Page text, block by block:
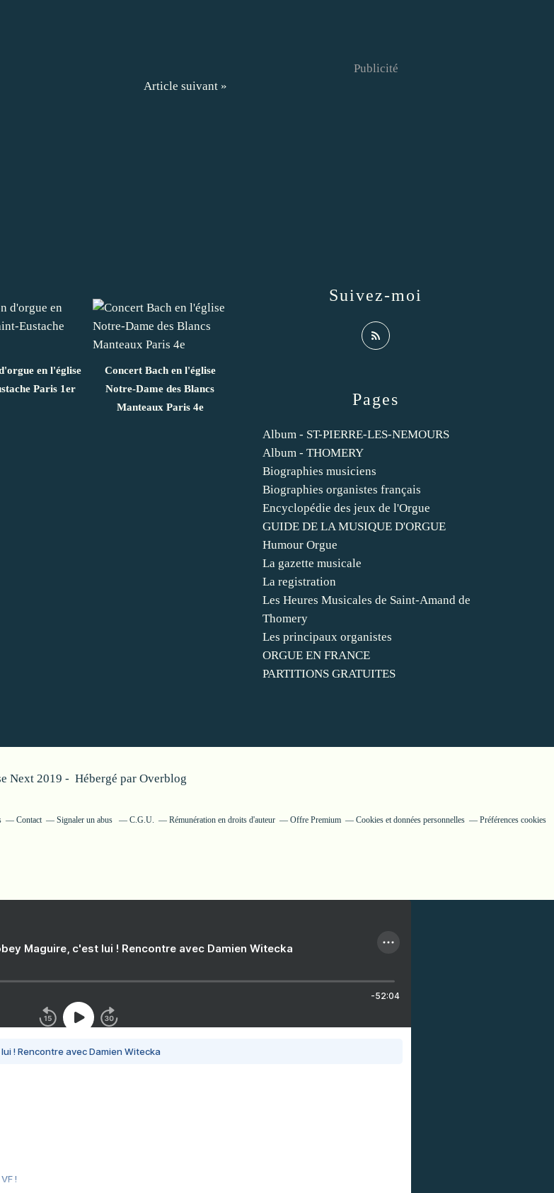
Article suivant »
en l'église
Paris 1er
Concert Bach en l'église
Notre-Dame des Blancs
Manteaux Paris 4e
Pages
Album - ST-PIERRE-LES-NEMOURS
Album - THOMERY
Biographies musiciens
Biographies organistes français
Encyclopédie des jeux de l'Orgue
GUIDE DE LA MUSIQUE D'ORGUE
Humour Orgue
La gazette musicale
La registration
Les Heures Musicales de Saint-Amand de
Thomery
Les principaux organistes
ORGUE EN FRANCE
PARTITIONS GRATUITES
Suivez-moi
Publicité
Next 2019 - Hébergé par Overblog
Contact Signaler un abus C.G.U. Rémunération en droits d'auteur Offre Premium Cookies et données personnelles Préférences cookies
Maguire, c'est lui ! Rencontre avec Damien Witecka
-52:04
! Rencontre avec Damien Witecka
!